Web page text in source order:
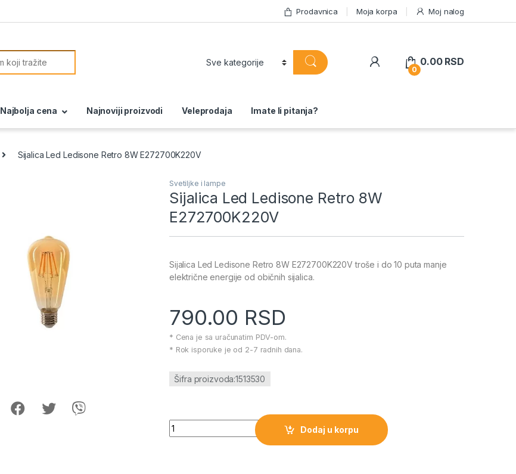
Prodavnica Moja korpa Moj nalog
0
0.00 RSD
Najbolja cena Najnoviji proizvodi Veleprodaja Imate li pitanja?
Sijalica Led Ledisone Retro 8W E272700K220V
Svetiljke i lampe
Sijalica Led Ledisone Retro 8W
E272700K220V
Sijalica Led Ledisone Retro 8W E272700K220V troše i do 10 puta manje
električne energije od običnih sijalica.
790.00 RSD
* Cena je sa uračunatim PDV-om.
* Rok isporuke je od 2-7 radnih dana.
Šifra proizvoda:1513530
Sijalica Led Ledisone Retro 8W E272700K220V količina
Dodaj u korpu